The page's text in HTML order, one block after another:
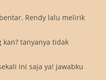
Rendy lalu melirik
tanyanya tidak
ini saja ya! jawabku